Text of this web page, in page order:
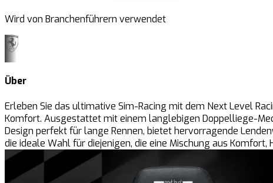
Wird von Branchenführern verwendet
Über
Erleben Sie das ultimative Sim-Racing mit dem Next Level
Komfort. Ausgestattet mit einem langlebigen Doppelliege-
Design perfekt für lange Rennen, bietet hervorragende
die ideale Wahl für diejenigen, die eine Mischung aus